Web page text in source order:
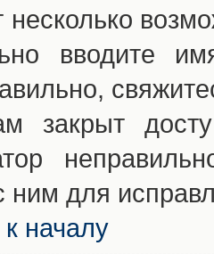
несколько
вводите
закрыт
ним для
началу